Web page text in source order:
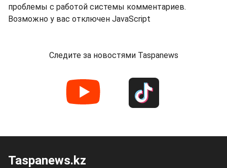
проблемы с работой системы комментариев.
Возможно у вас отключен JavaScript
Следите за новостями Taspanews
Taspanews.kz